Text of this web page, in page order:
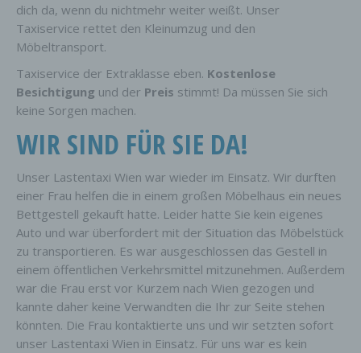
dich da, wenn du nichtmehr weiter weißt. Unser
Taxiservice rettet den Kleinumzug und den
Möbeltransport.
Taxiservice der Extraklasse eben. Kostenlose
Besichtigung und der Preis stimmt! Da müssen Sie sich
keine Sorgen machen.
WIR SIND FÜR SIE DA!
Unser Lastentaxi Wien war wieder im Einsatz. Wir durften
einer Frau helfen die in einem großen Möbelhaus ein neues
Bettgestell gekauft hatte. Leider hatte Sie kein eigenes
Auto und war überfordert mit der Situation das Möbelstück
zu transportieren. Es war ausgeschlossen das Gestell in
einem öffentlichen Verkehrsmittel mitzunehmen. Außerdem
war die Frau erst vor Kurzem nach Wien gezogen und
kannte daher keine Verwandten die Ihr zur Seite stehen
könnten. Die Frau kontaktierte uns und wir setzten sofort
unser Lastentaxi Wien in Einsatz. Für uns war es kein